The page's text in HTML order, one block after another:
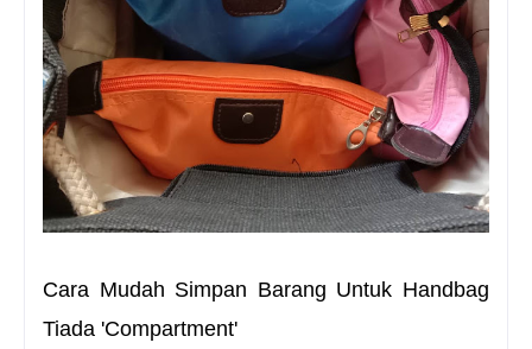
Cara Mudah Simpan Barang Untuk Handbag
Tiada 'Compartment'